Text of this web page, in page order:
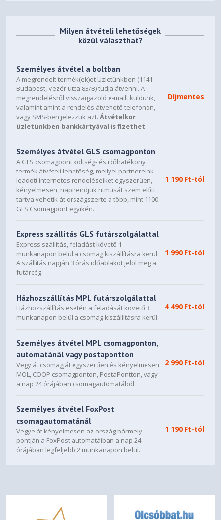
Milyen átvételi lehetőségek
közül választhat?
Személyes átvétel a boltban
A megrendelt termék(ek)et Üzletünkben (1141
Budapest, Vezér utca 83/B) tudja átvenni. A
megrendelésről visszaigazoló e-mailt küldünk,
valamint amint a rendelés átvehető telefonon,
vagy SMS-ben jelezzük azt.Átvételkor
üzletünkben bankkártyával is fizethet.
Díjmentes
Személyes átvétel GLS csomagponton
A GLS csomagpont költség- és időhatékony
termék átvételi lehetőség, mellyel partnereink
leadott internetes rendeléseiket egyszerűen,
kényelmesen, napirendjük ritmusát szem előtt
tartva vehetik át országszerte a több, mint 1100
GLS Csomagpont egyikén.
1 190 Ft-tól
Express szállítás GLS futárszolgálattal
Express szállítás, feladást követő 1
munkanapon belül a csomag kiszállításra kerül.
A szállítás napján 3 órás időablakot jelöl meg a
futárcég.
1 990 Ft-tól
Házhozszállítás MPL futárszolgálattal
Házhozszállítás esetén a feladását követő 3
munkanapon belül a csomag kiszállításra kerül.
4 490 Ft-tól
Személyes átvétel MPL csomagponton,
automatánál vagy postapontton
Vegy át csomagját egyszerűen és kényelmesen
MOL, COOP csomagponton, PostaPontton, vagy
a nap 24 órájában csomagautomatából.
2 990 Ft-tól
Személyes átvétel FoxPost
csomagautomatánál
Vegye át kényelmesen az ország bármely
pontján a FoxPost automatáiban a nap 24
órájában legfeljebb 2 munkanapon belül.
1 190 Ft-tól